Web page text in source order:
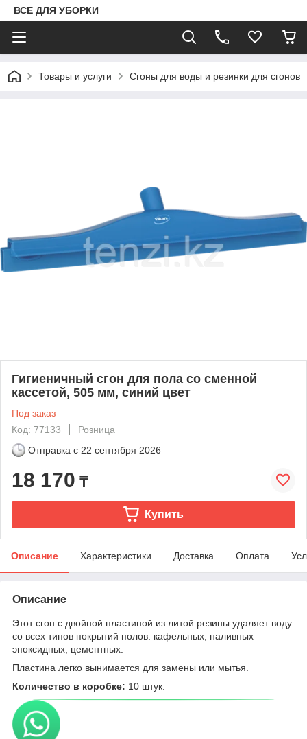
ВСЕ ДЛЯ УБОРКИ
Товары и услуги Сгоны для воды и резинки для сгонов
Гигиеничный сгон для пола со сменной
кассетой, 505 мм, синий цвет
Под заказ
Код: 77133
Розница
Отправка с 22 сентября 2026
18 170 ₸
Купить
Описание Характеристики Доставка Оплата
Описание
Этот сгон с двойной пластиной из литой резины удаляет воду
со всех типов покрытий полов: кафельных, наливных
эпоксидных, цементных.
Пластина легко вынимается для замены или мытья.
Количество в коробке: 10 штук.